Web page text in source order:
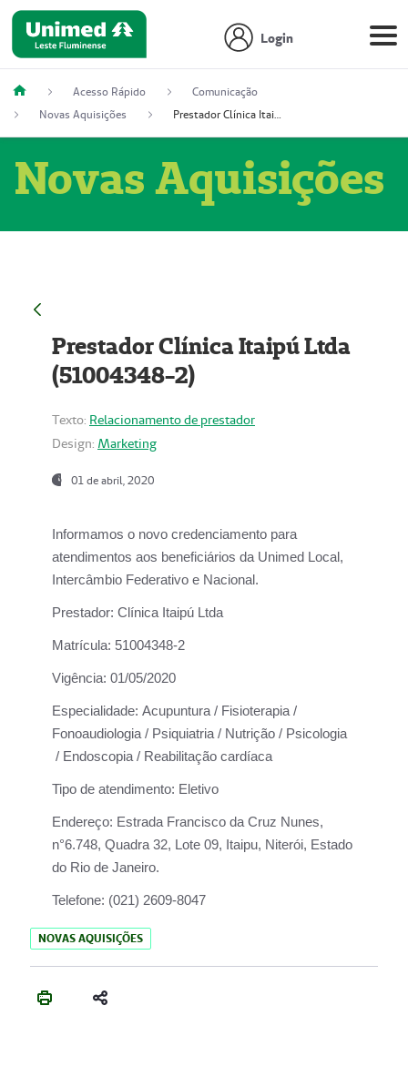
Login
Acesso Rápido
Comunicação
Novas Aquisições
Prestador Clínica Itaipú Ltda (51004348-2)
Novas Aquisições
Prestador Clínica Itaipú Ltda
(51004348-2)
Texto: Relacionamento de prestador
Design: Marketing
01 de abril, 2020
Informamos o novo credenciamento para
atendimentos aos beneficiários da Unimed Local,
Intercâmbio Federativo e Nacional.
Prestador: Clínica Itaipú Ltda
Matrícula: 51004348-2
Vigência: 01/05/2020
Especialidade: Acupuntura / Fisioterapia /
Fonoaudiologia / Psiquiatria / Nutrição / Psicologia
/ Endoscopia / Reabilitação cardíaca
Tipo de atendimento: Eletivo
Endereço: Estrada Francisco da Cruz Nunes,
n°6.748, Quadra 32, Lote 09, Itaipu, Niterói, Estado
do Rio de Janeiro.
Telefone: (021) 2609-8047
NOVAS AQUISIÇÕES